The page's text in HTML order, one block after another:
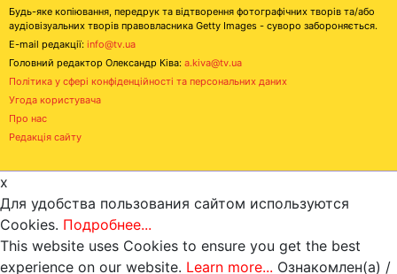
Будь-яке копіювання, передрук та відтворення фотографічних творів та/або
аудіовізуальних творів правовласника Getty Images - суворо забороняється.
E-mail редакції: info@tv.ua
Головний редактор Олександр Ківа: a.kiva@tv.ua
Політика у сфері конфіденційності та персональних даних
Угода користувача
Про нас
Редакція сайту
x
Для удобства пользования сайтом используются
Cookies. Подробнее...
This website uses Cookies to ensure you get the best
experience on our website. Learn more... Ознакомлен(а) /